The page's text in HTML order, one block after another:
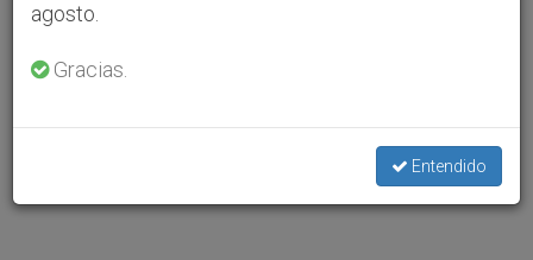
agosto.
Gracias.
Entendido